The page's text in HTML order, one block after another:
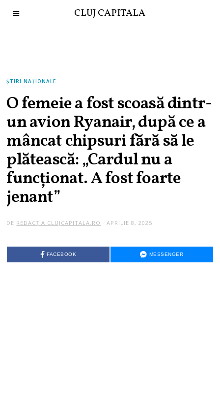
CLUJ CAPITALA
ȘTIRI NAȚIONALE
O femeie a fost scoasă dintr-
un avion Ryanair, după ce a
mâncat chipsuri fără să le
plătească: „Cardul nu a
funcționat. A fost foarte
jenant”
DE REDACȚIA CLUJCAPITALA.RO APRILIE 8, 2025
FACEBOOK MESSENGER